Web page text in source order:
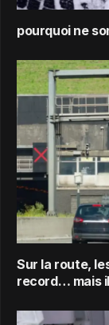
pourquoi ne
Sur la route,
record… mais il